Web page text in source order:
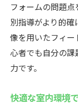
フォームの問題
別指導がより的
像を用いたフィ
心者でも自分の
力です。
快適な室内環境